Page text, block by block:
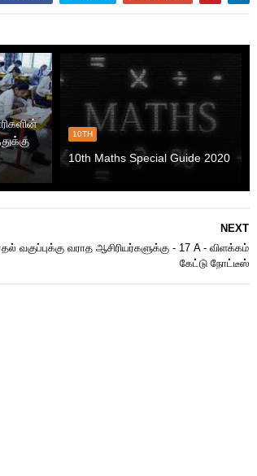
10TH
10th Maths Special Guide 2020
NEXT
வகுப்புக்கு வராத ஆசிரியர்களுக்கு - 17 A - விளக்கம்
கேட்டு நோட்டீஸ்